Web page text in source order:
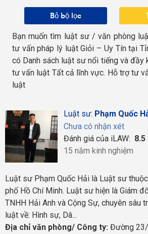
Bỏ bộ lọc
Bạn muốn tìm luật sư / văn phòng
tư vấn pháp lý luật Giỏi – Uy Tín tại
có Danh sách luật sư nổi tiếng và đầy
tư vấn luật Tất cả lĩnh vực. Hỗ trợ tư
luật
Luật sư: Phạm Quốc
Chưa có nhận xét
Đánh giá của iLAW: 8.5
15 năm kinh nghiệm
Luật sư Phạm Quốc Hải là Luật sư
phố Hồ Chí Minh. Luật sư hiện là Giám
TNHH Hải Anh và Cộng Sự, chuyên sâu
luật về: Hình sự, Dâ...
Địa chỉ văn phòng/ Công ty: Đường